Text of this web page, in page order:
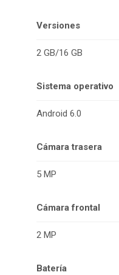
Versiones
2 GB/16 GB
Sistema operativo
Android 6.0
Cámara trasera
5 MP
Cámara frontal
2 MP
Batería